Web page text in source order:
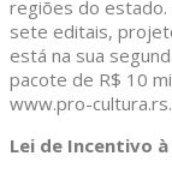
regiões do
sete editais,
está na sua
pacote de R$ 10
www.pro-
Lei de Incentivo